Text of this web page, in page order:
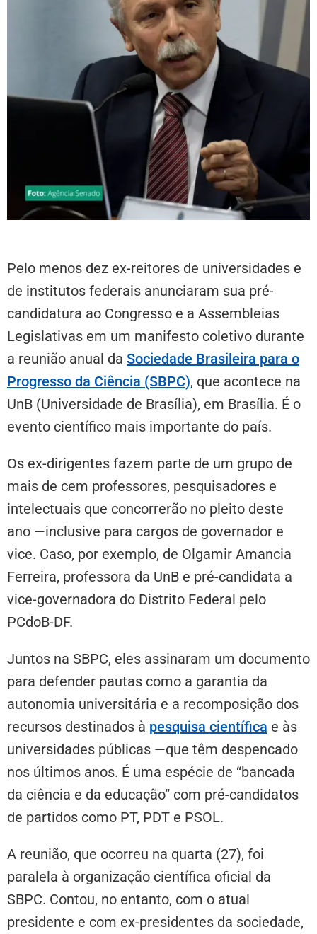
Pelo menos dez ex-reitores de universidades e
de institutos federais anunciaram sua pré-
candidatura ao Congresso e a Assembleias
Legislativas em um manifesto coletivo durante
a reunião anual da Sociedade Brasileira para o
Progresso da Ciência (SBPC), que acontece na
UnB (Universidade de Brasília), em Brasília. É o
evento científico mais importante do país.
Os ex-dirigentes fazem parte de um grupo de
mais de cem professores, pesquisadores e
intelectuais que concorrerão no pleito deste
ano —inclusive para cargos de governador e
vice. Caso, por exemplo, de Olgamir Amancia
Ferreira, professora da UnB e pré-candidata a
vice-governadora do Distrito Federal pelo
PCdoB-DF.
Juntos na SBPC, eles assinaram um documento
para defender pautas como a garantia da
autonomia universitária e a recomposição dos
recursos destinados à pesquisa científica e às
universidades públicas —que têm despencado
nos últimos anos. É uma espécie de “bancada
da ciência e da educação” com pré-candidatos
de partidos como PT, PDT e PSOL.
A reunião, que ocorreu na quarta (27), foi
paralela à organização científica oficial da
SBPC. Contou, no entanto, com o atual
presidente e com ex-presidentes da sociedade,